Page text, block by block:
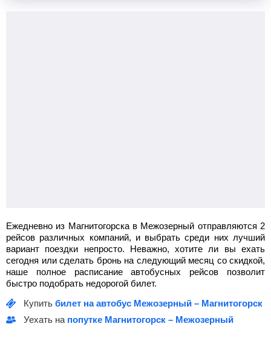
Ежедневно из Магнитогорска в Межозерный отправляются 2
рейсов различных компаний, и выбрать среди них лучший
вариант поездки непросто. Неважно, хотите ли вы ехать
сегодня или сделать бронь на следующий месяц со скидкой,
наше полное расписание автобусных рейсов позволит
быстро подобрать недорогой билет.
Купить билет на автобус Межозерный – Магнитогорск
Уехать на попутке Магнитогорск – Межозерный